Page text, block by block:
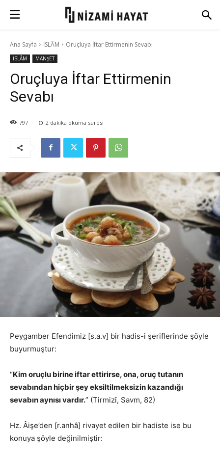
Ana Sayfa İSLÂM Oruçluya İftar Ettirmenin Sevabı
İSLÂM MANŞET
Oruçluya İftar Ettirmenin
Sevabı
797 2 dakika okuma süresi
Peygamber Efendimiz [s.a.v] bir hadis-i şeriflerinde şöyle
buyurmuştur:
“Kim oruçlu birine iftar ettirirse, ona, oruç tutanın
sevabından hiçbir şey eksiltilmeksizin kazandığı
sevabın aynısı vardır.” (Tirmizî, Savm, 82)
Hz. Âişe’den [r.anhâ] rivayet edilen bir hadiste ise bu
konuya şöyle değinilmiştir: